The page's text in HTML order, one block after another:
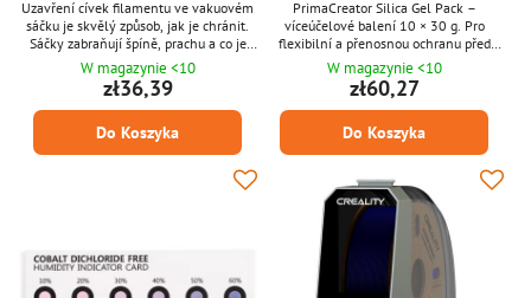
Uzavření cívek filamentu ve vakuovém
sáčku je skvělý způsob, jak je chránit.
Sáčky zabraňují špíně, prachu a co je
nejdůležitější – vlhkosti, aby se dostaly
k vašemu filamentu. Uchovávání
filamentu uzavřeného a suchého je
nejlepší způsob, jak jej chránit a
zachovat jeho vlastnosti. To platí
zejména pro hygroskopické filamenty,
jako je Nylon (PA) a PVA.Vlastnosti* 5x
vakuové sáčky – 350 x 310 mm...
W magazynie <10
zł36,39
Do Koszyka
PrimaCreator Silica Gel Pack –
víceúčelové balení 10 × 30 g. Pro
flexibilní a přenosnou ochranu před
vlhkostí. Praktické balení jsou ideální
pro menší úložné boxy, sady nářadí nebo
sáčky na filamenty a zajistí, že Vaše
materiály zůstanou suché, ať už jsou
uloženy kdekoli.
W magazynie <10
zł60,27
Do Koszyka